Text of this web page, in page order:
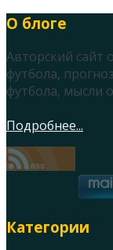
О блоге
Авторский сайт
футбола,
футбола, мысли
Подробнее...
Категории